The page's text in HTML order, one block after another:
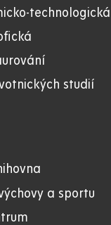
technologická
studií
a sportu